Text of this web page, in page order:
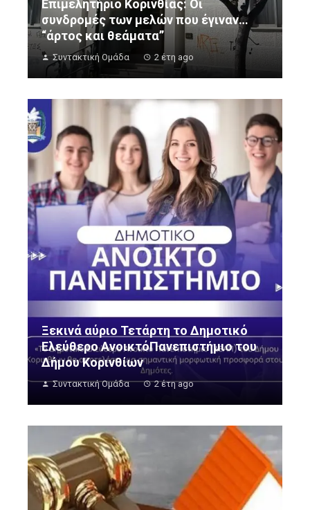
Επιμελητήριο Κορινθίας: Οι
συνδρομές των μελών που έγιναν…
“άρτος και θεάματα”
Συντακτική Ομάδα 2 έτη ago
Ξεκινά αύριο Τετάρτη το Δημοτικό
Ελεύθερο ΑνοικτόΠανεπιστήμιο του
Δήμου Κορινθίων
Συντακτική Ομάδα 2 έτη ago